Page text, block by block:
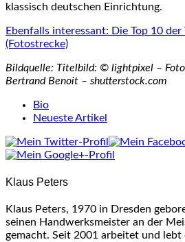
klassisch deutschen Einrichtung.
Ebenfalls interessant: Die Top 10
(Fotostrecke)
Bildquelle: Titelbild: © lightpixel –
Bertrand Benoit – shutterstock.com
following
tabs
change
below.
Bio
Neueste Artikel
Klaus Peters
Klaus Peters, 1970 in Dresden
seinen Handwerksmeister an der
gemacht. Seit 2001 arbeitet und lebt